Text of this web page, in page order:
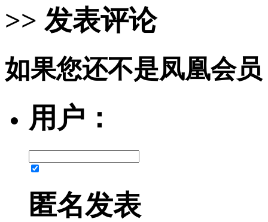
>> 发表评论
如果您还不是凤凰会
用户：
匿名发表